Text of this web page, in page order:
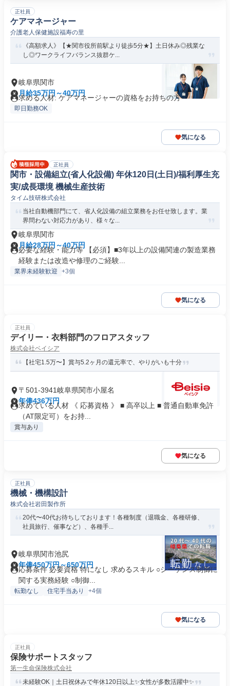
正社員
ケアマネージャー
介護老人保健施設福寿の里
《高額求人》【★関市役所前駅より徒歩5分★】土日休み◎残業な
し◎ワークライフバランス抜群ケ...
岐阜県関市
月給35万円～40万円
求める人材: ケアマネージャーの資格をお持ちの方
即日勤務OK
気になる
正社員
関市・設備組立(省人化設備) 年休120日(土日)/福利厚生充
実/成長環境 機械生産技術
タイム技研株式会社
当社自動機部門にて、省人化設備の組立業務をお任せ致します。業
界問わない対応力があり、様々な...
岐阜県関市
月給28万円～40万円
必要な経験・能力等 【必須】■3年以上の設備関連の製造業務
経験または改造や修理のご経験...
業界未経験歓迎 +3個
気になる
正社員
デイリー・衣料部門のフロアスタッフ
株式会社ベイシア
【社宅1.5万〜】賞与5.2ヶ月の還元率で、やりがいも十分
〒501-3941岐阜県関市小屋名
年俸436万円
求めている人材 《 応募資格 》 ■ 高卒以上 ■ 普通自動車免許
（AT限定可）をお持...
賞与あり
気になる
正社員
機械・機構設計
株式会社岩田製作所
20代〜40代お待ちしております！各種制度（退職金、各種研修、
社員旅行、催事など）、各種手...
岐阜県関市池尻
年俸450万円～650万円
応募条件 必要資格 特になし 求めるスキル ○シーケンス制御に
関する実務経験 ○制御...
転勤なし 住宅手当あり +4個
気になる
正社員
保険サポートスタッフ
第一生命保険株式会社
未経験OK｜土日祝休みで年休120日以上✨女性が多数活躍中✨